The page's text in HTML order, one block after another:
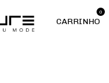
CARRINHO
0